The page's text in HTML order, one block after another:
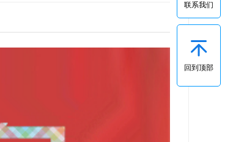
联系我们
回到顶部